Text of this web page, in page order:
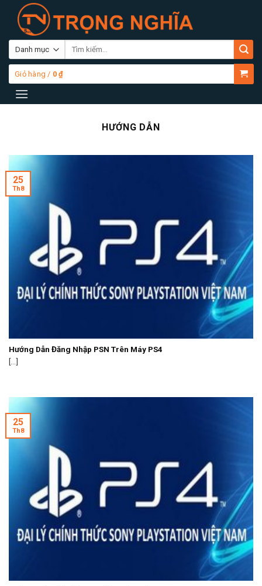
content
Tìm
Giỏ hàng / 0₫
HƯỚNG DẪN
Hướng Dẫn Đăng Nhập PSN Trên Máy PS4
[...]
25
Th8
25
Th8